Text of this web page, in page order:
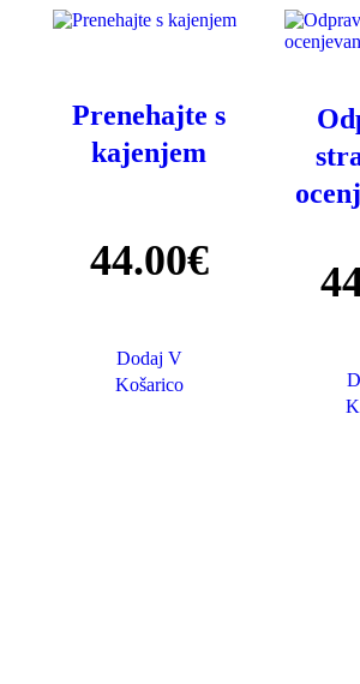
Prenehajte s
kajenjem
44.00€
Dodaj V
Košarico